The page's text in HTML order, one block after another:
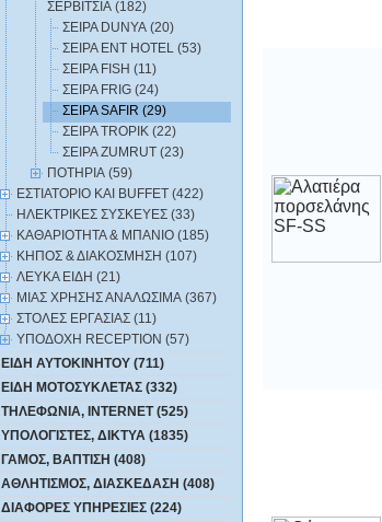
ΣΕΡΒΙΤΣΙΑ (182)
ΣΕΙΡΑ DUNYA (20)
ΣΕΙΡΑ ENT HOTEL (53)
ΣΕΙΡΑ FISH (11)
ΣΕΙΡΑ FRIG (24)
ΣΕΙΡΑ SAFIR (29)
ΣΕΙΡΑ TROPIK (22)
ΣΕΙΡΑ ZUMRUT (23)
ΠΟΤΗΡΙΑ (59)
ΕΣΤΙΑΤΟΡΙΟ ΚΑΙ BUFFET (422)
ΗΛΕΚΤΡΙΚΕΣ ΣΥΣΚΕΥΕΣ (33)
ΚΑΘΑΡΙΟΤΗΤΑ & ΜΠΑΝΙΟ (185)
ΚΗΠΟΣ & ΔΙΑΚΟΣΜΗΣΗ (107)
ΛΕΥΚΑ ΕΙΔΗ (21)
ΜΙΑΣ ΧΡΗΣΗΣ ΑΝΑΛΩΣΙΜΑ (367)
ΣΤΟΛΕΣ ΕΡΓΑΣΙΑΣ (11)
ΥΠΟΔΟΧΗ RECEPTION (57)
ΕΙΔΗ ΑΥΤΟΚΙΝΗΤΟΥ (711)
ΕΙΔΗ ΜΟΤΟΣΥΚΛΕΤΑΣ (332)
ΤΗΛΕΦΩΝΙΑ, INTERNET (525)
ΥΠΟΛΟΓΙΣΤΕΣ, ΔΙΚΤΥΑ (1835)
ΓΑΜΟΣ, ΒΑΠΤΙΣΗ (408)
ΑΘΛΗΤΙΣΜΟΣ, ΔΙΑΣΚΕΔΑΣΗ (408)
ΔΙΑΦΟΡΕΣ ΥΠΗΡΕΣΙΕΣ (224)